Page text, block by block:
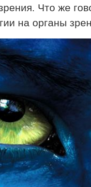
Что же
на органы